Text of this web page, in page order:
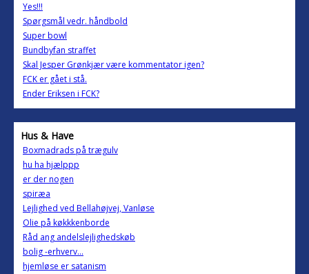
Yes!!!
Spørgsmål vedr. håndbold
Super bowl
Bundbyfan straffet
Skal Jesper Grønkjær være kommentator igen?
FCK er gået i stå.
Ender Eriksen i FCK?
Hus & Have
Boxmadrads på trægulv
hu ha hjælppp
er der nogen
spiræa
Lejlighed ved Bellahøjvej, Vanløse
Olie på køkkkenborde
Råd ang andelslejlighedskøb
bolig -erhverv...
hjemløse er satanism